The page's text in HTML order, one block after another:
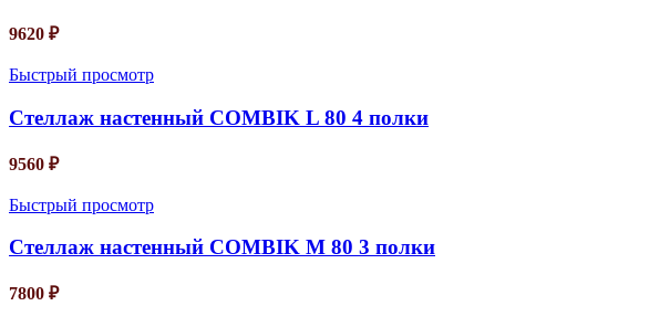
9620 ₽
Быстрый просмотр
Стеллаж настенный COMBIK L 80 4 полки
9560 ₽
Быстрый просмотр
Стеллаж настенный COMBIK M 80 3 полки
7800 ₽